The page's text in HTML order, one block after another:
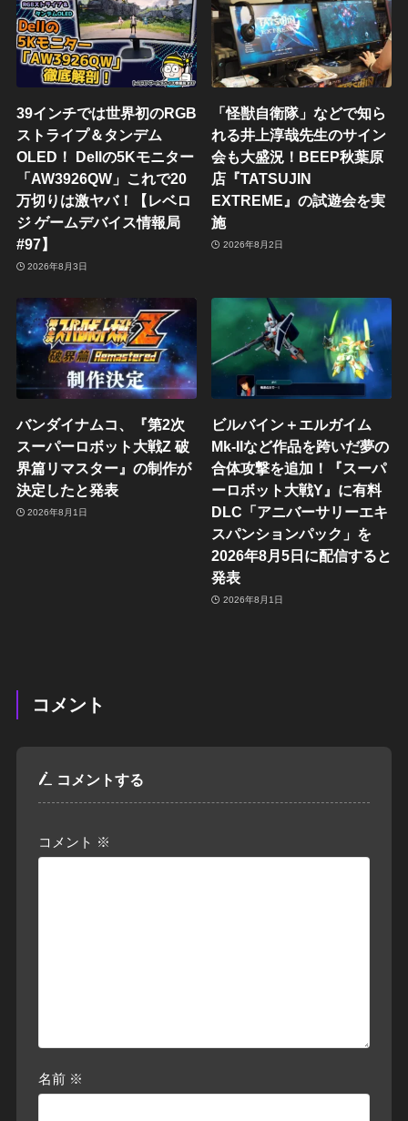
39インチでは世界初のRGB
ストライプ＆タンデム
OLED！ Dellの5Kモニター
「AW3926QW」これで20
万切りは激ヤバ！【レベロ
ジ ゲームデバイス情報局
#97】
2026年8月3日
「怪獣自衛隊」などで知ら
れる井上淳哉先生のサイン
会も大盛況！BEEP秋葉原
店『TATSUJIN
EXTREME』の試遊会を実
施
2026年8月2日
バンダイナムコ、『第2次
スーパーロボット大戦Z 破
界篇リマスター』の制作が
決定したと発表
2026年8月1日
ビルバイン＋エルガイム
Mk-IIなど作品を跨いだ夢の
合体攻撃を追加！『スーパ
ーロボット大戦Y』に有料
DLC「アニバーサリーエキ
スパンションパック」を
2026年8月5日に配信すると
発表
2026年8月1日
コメント
コメントする
コメント ※
名前 ※